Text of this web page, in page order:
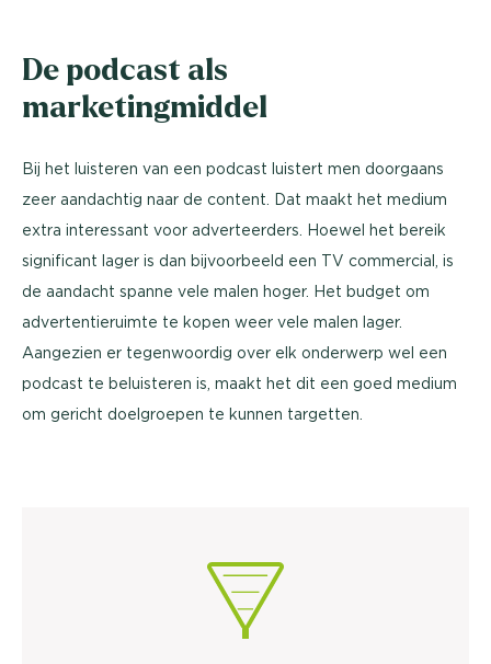
De podcast als
marketingmiddel
Bij het luisteren van een podcast luistert men doorgaans
zeer aandachtig naar de content. Dat maakt het medium
extra interessant voor adverteerders. Hoewel het bereik
significant lager is dan bijvoorbeeld een TV commercial, is
de aandacht spanne vele malen hoger. Het budget om
advertentieruimte te kopen weer vele malen lager.
Aangezien er tegenwoordig over elk onderwerp wel een
podcast te beluisteren is, maakt het dit een goed medium
om gericht doelgroepen te kunnen targetten.